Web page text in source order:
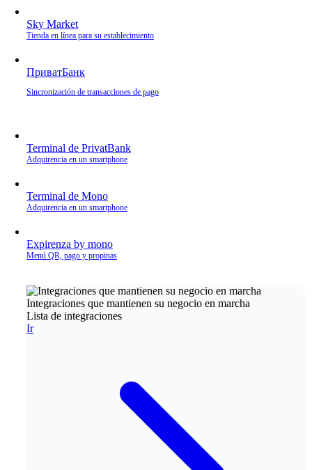
Sky Market
Tienda en línea para su establecimiento
ПриватБанк
Sincronización de transacciones de pago
Terminal de PrivatBank
Adquirencia en un smartphone
Terminal de Mono
Adquirencia en un smartphone
Expirenza by mono
Menú QR, pago y propinas
Integraciones que mantienen su negocio en marcha
Lista de integraciones
Ir